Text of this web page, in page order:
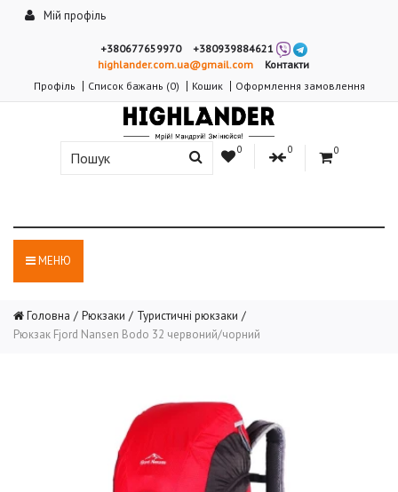
Мій профіль
+380677659970
+380939884621
highlander.com.ua@gmail.com
Контакти
Профіль
Список бажань (0) Кошик Оформлення замовлення
0 0 0
МЕНЮ
Головна Рюкзаки
Туристичні рюкзаки
Рюкзак Fjord Nansen Bodo 32 червоний/чорний